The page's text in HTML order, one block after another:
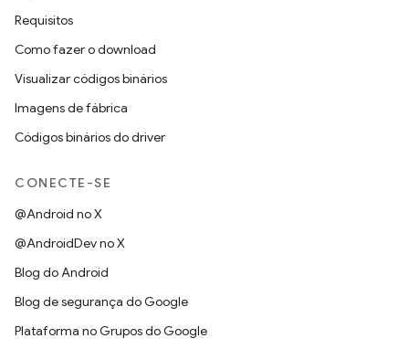
Requisitos
Como fazer o download
Visualizar códigos binários
Imagens de fábrica
Códigos binários do driver
CONECTE-SE
@Android no X
@AndroidDev no X
Blog do Android
Blog de segurança do Google
Plataforma no Grupos do Google